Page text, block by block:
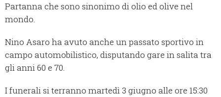
Partanna che sono sinonimo di olio ed olive nel
mondo.
Nino Asaro ha avuto anche un passato sportivo in
campo automobilistico, disputando gare in salita tra
gli anni 60 e 70.
I funerali si terranno martedì 3 giugno alle ore 15:30